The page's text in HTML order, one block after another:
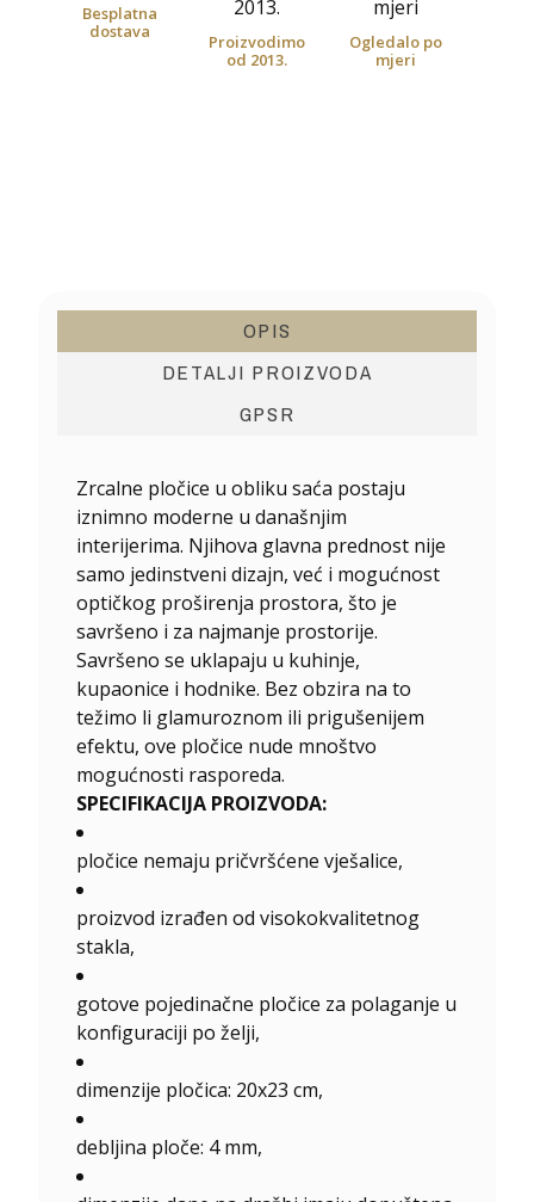
Besplatna
dostava
Proizvodimo
od 2013.
Ogledalo po
mjeri
OPIS
DETALJI PROIZVODA
GPSR
Zrcalne pločice u obliku saća postaju
iznimno moderne u današnjim
interijerima. Njihova glavna prednost nije
samo jedinstveni dizajn, već i mogućnost
optičkog proširenja prostora, što je
savršeno i za najmanje prostorije.
Savršeno se uklapaju u kuhinje,
kupaonice i hodnike. Bez obzira na to
težimo li glamuroznom ili prigušenijem
efektu, ove pločice nude mnoštvo
mogućnosti rasporeda.
SPECIFIKACIJA PROIZVODA:
pločice nemaju pričvršćene vješalice,
proizvod izrađen od visokokvalitetnog
stakla,
gotove pojedinačne pločice za polaganje u
konfiguraciji po želji,
dimenzije pločica: 20x23 cm,
debljina ploče: 4 mm,